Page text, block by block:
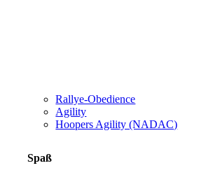
Rallye-Obedience
Agility
Hoopers Agility (NADAC)
Spaß